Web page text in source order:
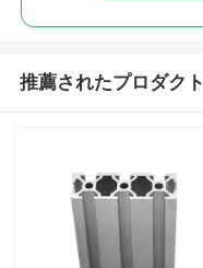
推薦されたプロダクト